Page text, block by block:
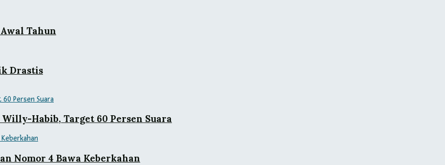
Tahun
Drastis
Habib, Target 60 Persen Suara
Nomor 4 Bawa Keberkahan